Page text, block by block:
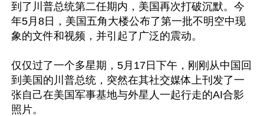
到了川普总统第二任期内，美国再次打破沉默。今
年5月8日，美国五角大楼公布了第一批不明空中现
象的文件和视频，并引起了广泛的震动。
仅仅过了一个多星期，5月17日下午，刚刚从中国回
到美国的川普总统，突然在其社交媒体上刊发了一
张自己在美国军事基地与外星人一起行走的AI合影
照片。